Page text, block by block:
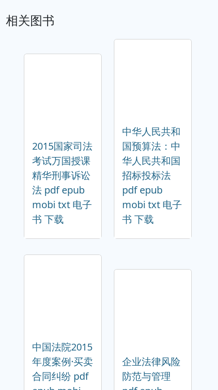
相关图书
2015国家司法
考试万国授课
精华刑事诉讼
法 pdf epub
mobi txt 电子
书 下载
中华人民共和
国预算法：中
华人民共和国
招标投标法
pdf epub
mobi txt 电子
书 下载
中国法院2015
年度案例·买卖
合同纠纷 pdf
企业法律风险
防范与管理